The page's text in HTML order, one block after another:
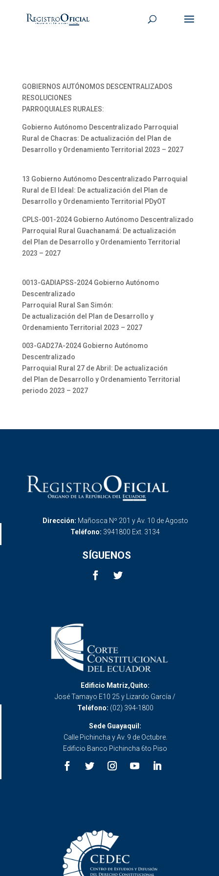
GOBIERNOS AUTÓNOMOS DESCENTRALIZADOS
RESOLUCIONES
PARROQUIALES RURALES:
Gobierno Autónomo Descentralizado Parroquial
Rural de Chacras: De actualización del Plan de
Desarrollo y Ordenamiento Territorial 2023 – 2027
13 Gobierno Autónomo Descentralizado Parroquial
Rural de El Ideal: De actualización del Plan de
Desarrollo y Ordenamiento Territorial PDyOT
CPLS-001-2024 Gobierno Autónomo Descentralizado
Parroquial Rural Guachanamá: De actualización
del Plan de Desarrollo y Ordenamiento Territorial
2023 – 2027
0013-GADIAPSS-2024 Gobierno Autónomo
Descentralizado
Parroquial Rural San Simón:
De actualización del Plan de Desarrollo y
Ordenamiento Territorial 2023 – 2027
003-GAD27A-2024 Gobierno Autónomo
Descentralizado
Parroquial Rural 27 de Abril: De actualización
del Plan de Desarrollo y Ordenamiento Territorial
periodo 2023 – 2027
Dirección: Mañosca Nº 201 y Av. 10 de Agosto
Teléfono: 3941800 Ext. 3134
SÍGUENOS
Edificio Matriz,Quito:
José Tamayo E10 25 y Lizardo García /
Teléfono: (02) 394-1800
Sede Guayaquil:
Calle Pichincha y Av. 9 de Octubre.
Edificio Banco Pichincha 6to Piso